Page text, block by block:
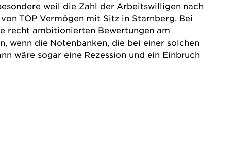
weil die Zahl der Arbeitswilligen nach
TOP Vermögen mit Sitz in Starnberg. Bei
recht ambitionierten Bewertungen am
wenn die Notenbanken, die bei einer solchen
wäre sogar eine Rezession und ein Einbruch